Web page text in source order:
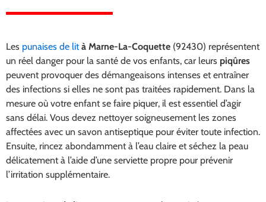
Les punaises de lità Marne-La-Coquette (92430) représentent
un réel danger pour la santé de vos enfants, car leurs piqûres
peuvent provoquer des démangeaisons intenses et entraîner
des infections si elles ne sont pas traitées rapidement. Dans la
mesure où votre enfant se faire piquer, il est essentiel d’agir
sans délai. Vous devez nettoyer soigneusement les zones
affectées avec un savon antiseptique pour éviter toute infection.
Ensuite, rincez abondamment à l’eau claire et séchez la peau
délicatement à l’aide d’une serviette propre pour prévenir
l’irritation supplémentaire.